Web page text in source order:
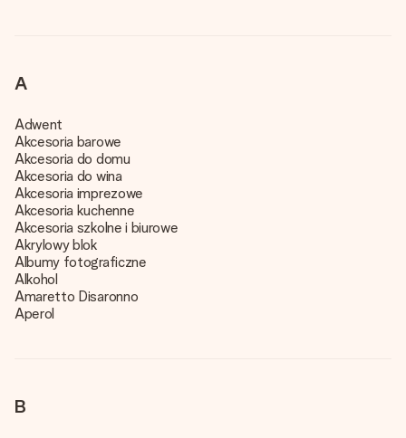
A
Adwent
Akcesoria barowe
Akcesoria do domu
Akcesoria do wina
Akcesoria imprezowe
Akcesoria kuchenne
Akcesoria szkolne i biurowe
Akrylowy blok
Albumy fotograficzne
Alkohol
Amaretto Disaronno
Aperol
B